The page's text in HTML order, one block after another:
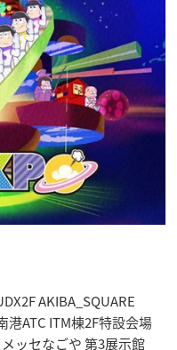
AKIBA_SQUARE
ATC ITM棟2F特設会場
ッセなごや 第3展示館